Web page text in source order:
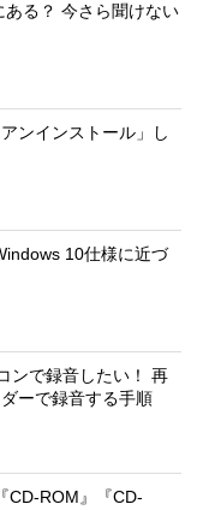
る？ 今さら聞けない
ンインストール」し
10仕様に近づ
ンで録音したい！ 再
ーで録音する手順
CD-ROM』『CD-